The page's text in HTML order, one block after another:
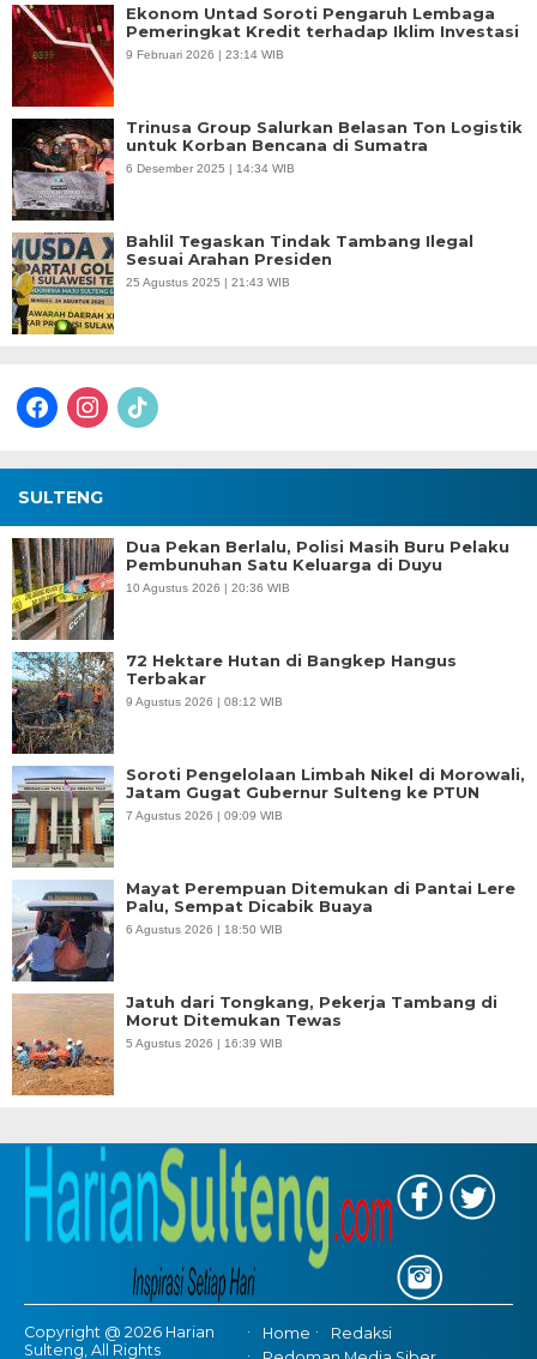
Ekonom Untad Soroti Pengaruh Lembaga
Pemeringkat Kredit terhadap Iklim Investasi
9 Februari 2026 | 23:14 WIB
Trinusa Group Salurkan Belasan Ton Logistik
untuk Korban Bencana di Sumatra
6 Desember 2025 | 14:34 WIB
Bahlil Tegaskan Tindak Tambang Ilegal
Sesuai Arahan Presiden
25 Agustus 2025 | 21:43 WIB
facebookinstagram
tiktok
SULTENG
Dua Pekan Berlalu, Polisi Masih Buru Pelaku
Pembunuhan Satu Keluarga di Duyu
10 Agustus 2026 | 20:36 WIB
72 Hektare Hutan di Bangkep Hangus
Terbakar
9 Agustus 2026 | 08:12 WIB
Soroti Pengelolaan Limbah Nikel di Morowali,
Jatam Gugat Gubernur Sulteng ke PTUN
7 Agustus 2026 | 09:09 WIB
Mayat Perempuan Ditemukan di Pantai Lere
Palu, Sempat Dicabik Buaya
6 Agustus 2026 | 18:50 WIB
Jatuh dari Tongkang, Pekerja Tambang di
Morut Ditemukan Tewas
5 Agustus 2026 | 16:39 WIB
Copyright @ 2026 Harian
Sulteng, All Rights
Home
Redaksi